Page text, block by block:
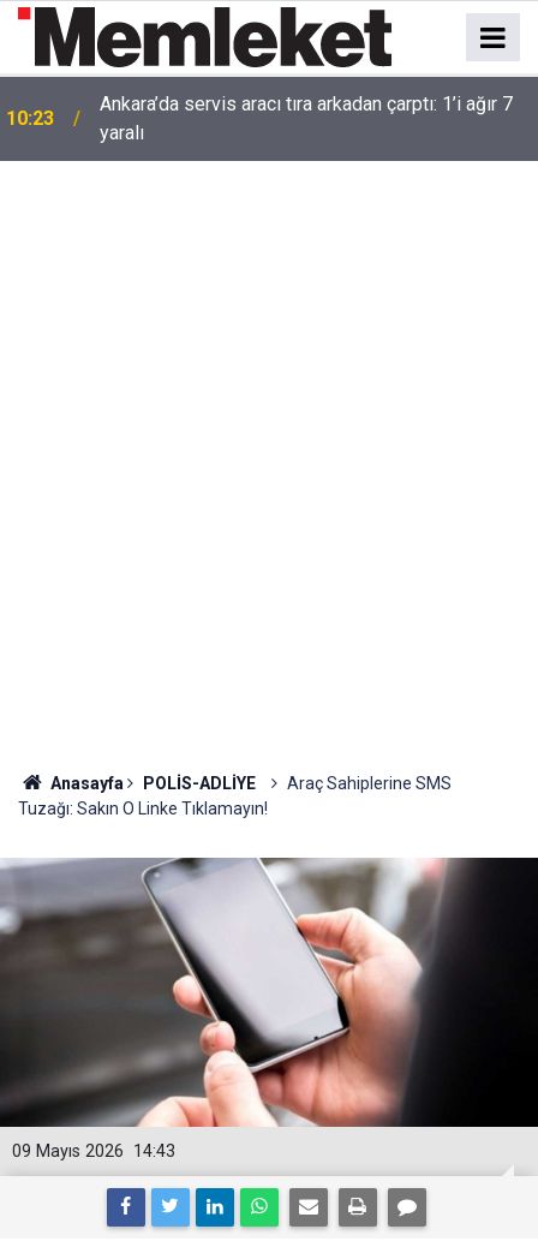
10:23
Ankara’da servis aracı tıra arkadan çarptı: 1’i ağır 7
yaralı
Anasayfa POLİS-ADLİYE
Araç Sahiplerine SMS
Tuzağı: Sakın O Linke Tıklamayın!
14:43
09 Mayıs 2026